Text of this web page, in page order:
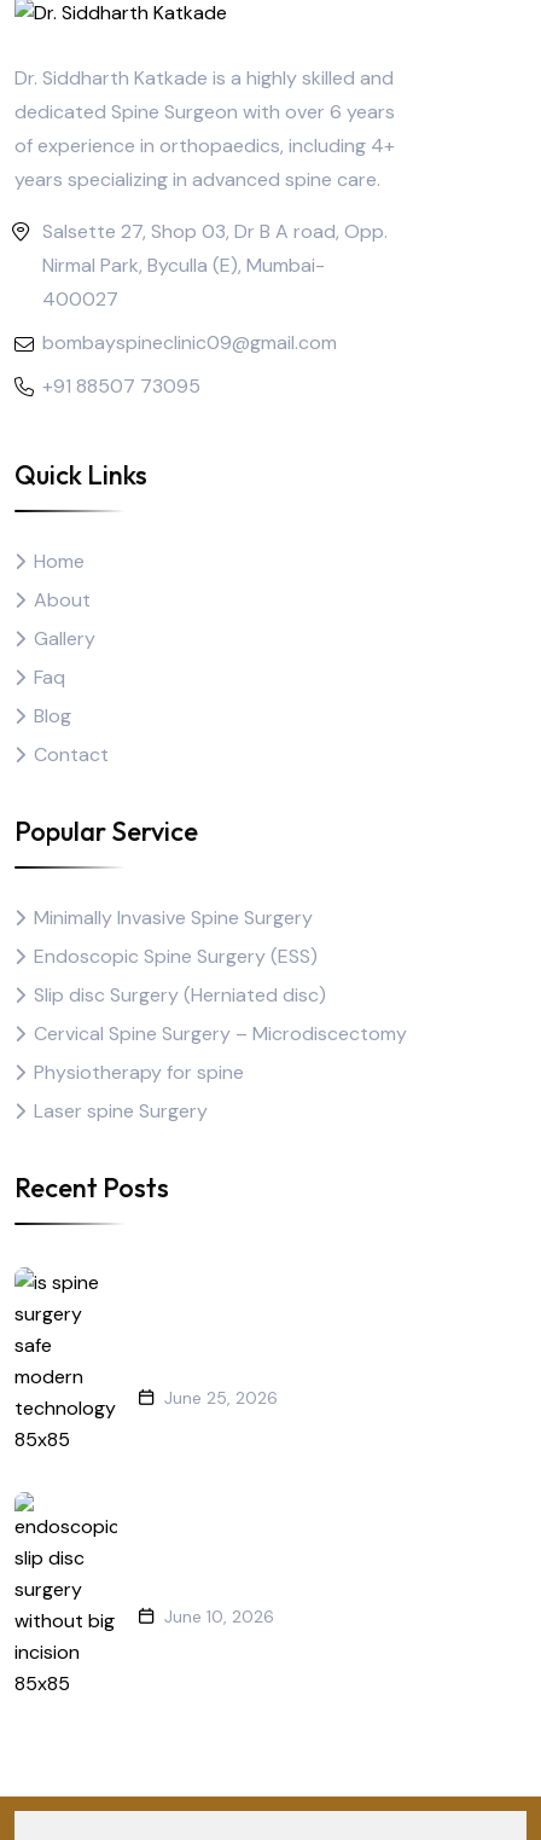
Dr. Siddharth Katkade is a highly skilled and
dedicated Spine Surgeon with over 6 years
of experience in orthopaedics, including 4+
years specializing in advanced spine care.
Salsette 27, Shop 03, Dr B A road, Opp.
Nirmal Park, Byculla (E), Mumbai-
400027
bombayspineclinic09@gmail.com
+91 88507 73095
Quick Links
Home
About
Gallery
Faq
Blog
Contact
Popular Service
Minimally Invasive Spine Surgery
Endoscopic Spine Surgery (ESS)
Slip disc Surgery (Herniated disc)
Cervical Spine Surgery – Microdiscectomy
Physiotherapy for spine
Laser spine Surgery
Recent Posts
June 25, 2026
June 10, 2026